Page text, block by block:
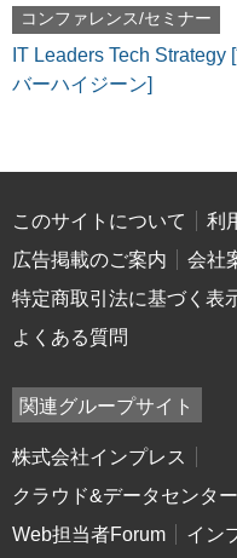
コンファレンス/セミナー
IT Leaders Tech
バーハイジーン]
このサイトについて 利
広告掲載のご案内
会社
特定商取引法に基づく表
よくある質問
関連グループサイト
株式会社インプレス
クラウド&データセンタ
Web担当者Forum
イン